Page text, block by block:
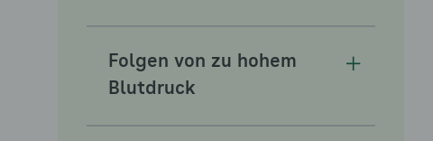
Folgen von zu hohem
Blutdruck